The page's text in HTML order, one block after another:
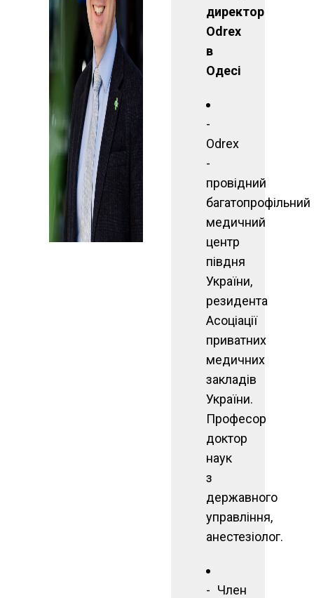
директор
Odrex
в
Одесі
Odrex
-
провідний
багатопрофільний
медичний
центр
півдня
України,
резидента
Асоціації
приватних
медичних
закладів
України.
Професор
доктор
наук
з
державного
управління,
анестезіолог.
Член